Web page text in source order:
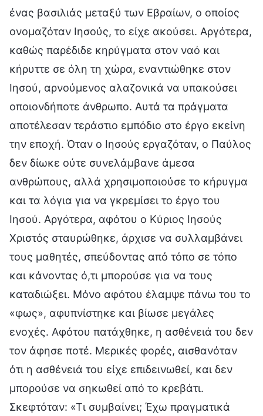
ένας βασιλιάς μεταξύ των Εβραίων, ο οποίος
ονομαζόταν Ιησούς, το είχε ακούσει. Αργότερα,
καθώς παρέδιδε κηρύγματα στον ναό και
κήρυττε σε όλη τη χώρα, εναντιώθηκε στον
Ιησού, αρνούμενος αλαζονικά να υπακούσει
οποιονδήποτε άνθρωπο. Αυτά τα πράγματα
αποτέλεσαν τεράστιο εμπόδιο στο έργο εκείνη
την εποχή. Όταν ο Ιησούς εργαζόταν, ο Παύλος
δεν δίωκε ούτε συνελάμβανε άμεσα
ανθρώπους, αλλά χρησιμοποιούσε το κήρυγμα
και τα λόγια για να γκρεμίσει το έργο του
Ιησού. Αργότερα, αφότου ο Κύριος Ιησούς
Χριστός σταυρώθηκε, άρχισε να συλλαμβάνει
τους μαθητές, σπεύδοντας από τόπο σε τόπο
και κάνοντας ό,τι μπορούσε για να τους
καταδιώξει. Μόνο αφότου έλαμψε πάνω του το
«φως», αφυπνίστηκε και βίωσε μεγάλες
ενοχές. Αφότου πατάχθηκε, η ασθένειά του δεν
τον άφησε ποτέ. Μερικές φορές, αισθανόταν
ότι η ασθένειά του είχε επιδεινωθεί, και δεν
μπορούσε να σηκωθεί από το κρεβάτι.
Σκεφτόταν: «Τι συμβαίνει; Έχω πραγματικά